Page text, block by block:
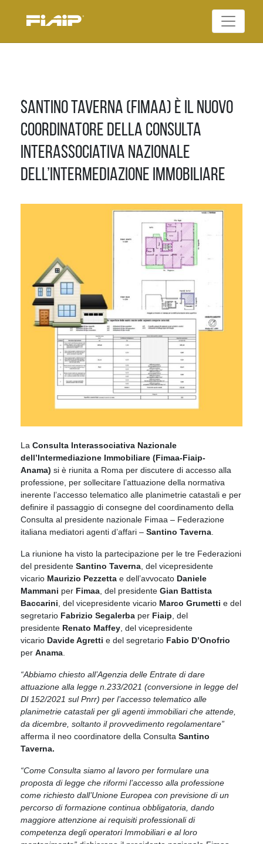
Federazione Italiana
Santino Taverna (Fimaa) è il nuovo
coordinatore della Consulta
Interassociativa nazionale
dell’intermediazione immobiliare
La Consulta Interassociativa Nazionale
dell’Intermediazione Immobiliare (Fimaa-Fiaip-
Anama) si è riunita a Roma per discutere di accesso alla
professione, per sollecitare l’attuazione della normativa
inerente l’accesso telematico alle planimetrie catastali e per
definire il passaggio di consegne del coordinamento della
Consulta al presidente nazionale Fimaa – Federazione
italiana mediatori agenti d’affari – Santino Taverna
La riunione ha visto la partecipazione per le tre Federazioni
del presidente Santino Taverna , del vicepresidente
vicario Maurizio Pezzetta e dell’avvocato Daniele
Mammani per Fimaa , del presidente Gian Battista
Baccarini , del vicepresidente vicario Marco Grumetti e del
segretario Fabrizio Segalerba per Fiaip , del
presidente Renato Maffey , del vicepresidente
vicario Davide Agretti e del segretario Fabio D’Onofrio
per Anama
“Abbiamo chiesto all’Agenzia delle Entrate di dare
attuazione alla legge n.233/2021 (conversione in legge del
Dl 152/2021 sul Pnrr) per l’accesso telematico alle
planimetrie catastali per gli agenti immobiliari che attende,
da dicembre, soltanto il provvedimento regolamentare”
afferma il neo coordinatore della Consulta Santino
Taverna.
“Come Consulta siamo al lavoro per formulare una
proposta di legge che riformi l’accesso alla professione
come richiesto dall’Unione Europea con previsione di un
percorso di formazione continua obbligatoria, dando
maggiore attenzione ai requisiti professionali di
competenza degli operatori Immobiliari e al loro